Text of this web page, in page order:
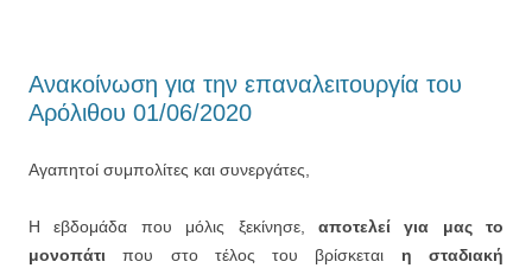
Ανακοίνωση για την επαναλειτουργία του
Αρόλιθου 01/06/2020
Αγαπητοί συμπολίτες και συνεργάτες,
Η εβδομάδα που μόλις ξεκίνησε, αποτελεί για μας το
μονοπάτι που στο τέλος του βρίσκεται η σταδιακή